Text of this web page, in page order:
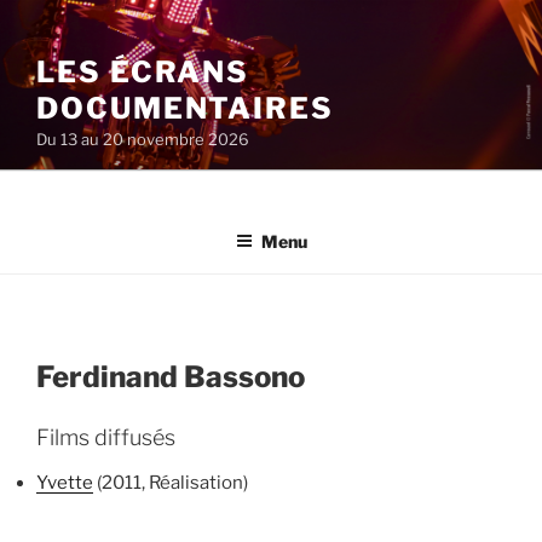
au
contenu
principal
LES ÉCRANS
DOCUMENTAIRES
Du 13 au 20 novembre 2026
Menu
Ferdinand Bassono
Films diffusés
Yvette (2011, Réalisation)